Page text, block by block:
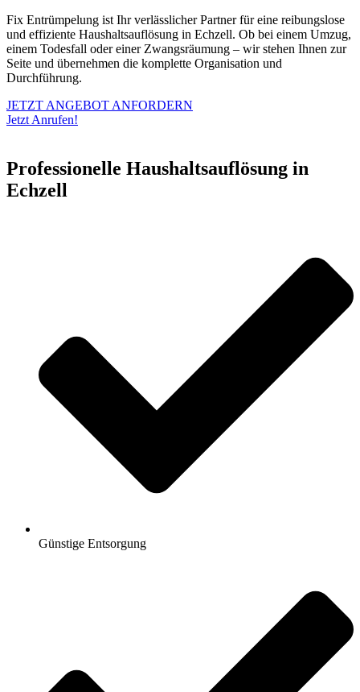
Fix Entrümpelung ist Ihr verlässlicher Partner für eine reibungslose
und effiziente Haushaltsauflösung in Echzell. Ob bei einem Umzug,
einem Todesfall oder einer Zwangsräumung – wir stehen Ihnen zur
Seite und übernehmen die komplette Organisation und
Durchführung.
JETZT ANGEBOT ANFORDERN
Jetzt Anrufen!
Professionelle Haushaltsauflösung in
Echzell
Günstige Entsorgung